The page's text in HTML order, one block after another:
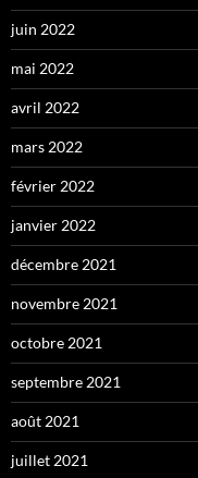
juin 2022
mai 2022
avril 2022
mars 2022
février 2022
janvier 2022
décembre 2021
novembre 2021
octobre 2021
septembre 2021
août 2021
juillet 2021